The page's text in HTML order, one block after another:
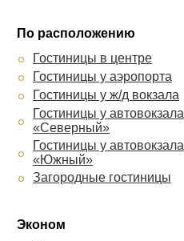
По расположению
Гостиницы в центре
Гостиницы у аэропорта
Гостиницы у ж/д вокзала
Гостиницы у автовокзала
«Северный»
Гостиницы у автовокзала
«Южный»
Загородные гостиницы
Эконом